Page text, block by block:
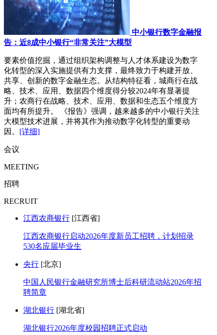
中小银行数字金融报
告：近8成中小银行“非常关注”大模型
要素价值挖掘，通过组织架构调整与人才体系建设为数字
化转型的深入实施提供有力支撑，最终致力于构建开放、
共享、创新的数字金融生态。从结构特征看，城商行在战
略、技术、应用、数据四个维度得分较2024年有显著提
升；农商行在战略、技术、应用、数据和生态五个维度方
面均有所提升。 《报告》强调，越来越多的中小银行关注
大模型技术进展，并将其作为推动数字化转型的重要动
因。 [详细]
会议
MEETING
招聘
RECRUIT
江西农商银行 [江西省]
江西农商银行启动2026年度新员工招聘，计划招录
530名应届毕业生
央行 [北京]
中国人民银行金融研究所博士后科研流动站2026年招
聘简章
湖北银行 [湖北省]
湖北银行2026年度校园招聘正式启动